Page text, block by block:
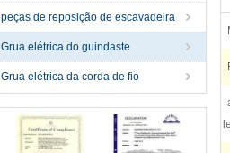
peças de reposição de escavadeira
Grua elétrica do guindaste
Grua elétrica da corda de fio